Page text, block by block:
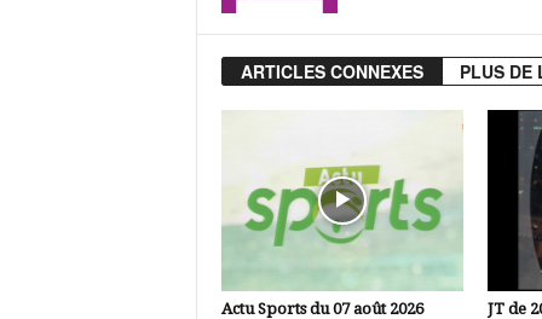
ARTICLES CONNEXES PLUS DE
Actu Sports du 07 août 2026 JT de